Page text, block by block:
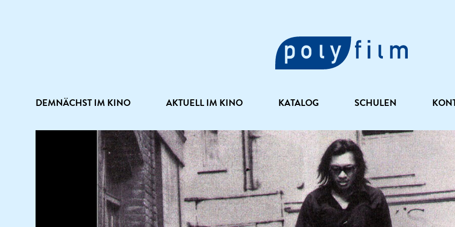
DEMNÄCHST IM KINO AKTUELL IM KINO KATALOG SCHULEN